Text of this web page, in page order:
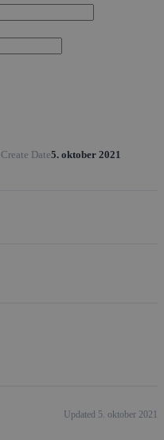
Create Date5. oktober 2021
Updated 5. oktober 2021